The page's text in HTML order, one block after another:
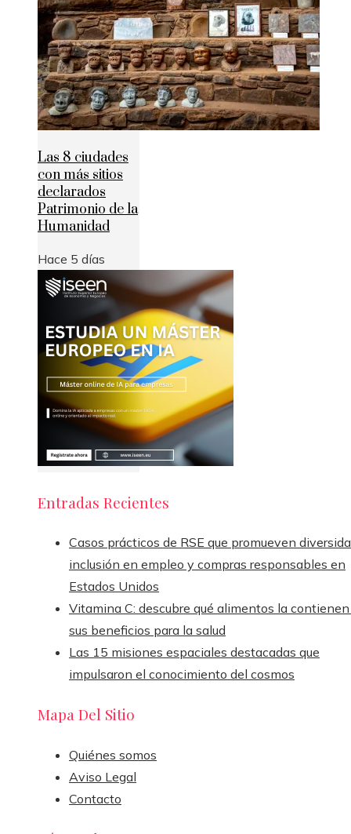
Las 8 ciudades
con más sitios
declarados
Patrimonio de la
Humanidad
Hace 5 días
Entradas Recientes
Casos prácticos de RSE que promueven
inclusión en empleo y compras responsables en
Estados Unidos
Vitamina C: descubre qué alimentos la
sus beneficios para la salud
Las 15 misiones espaciales destacadas que
impulsaron el conocimiento del cosmos
Mapa Del Sitio
Quiénes somos
Aviso Legal
Contacto